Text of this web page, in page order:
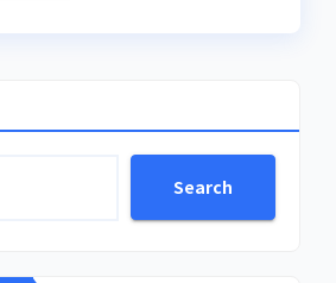
Search